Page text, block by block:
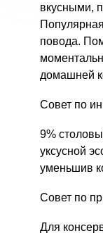
вкусными,
повода.
домашней
Совет по
9%
уксусной
уменьшив
Совет по
Для